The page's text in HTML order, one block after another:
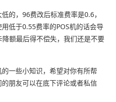
的，96费改后标准费率是0.6，
低于0.55费率的POS机的话会导
额最后得不偿失，我们还是不要
一些小知识，希望对你有所帮
朋友可以在底下评论或者私信